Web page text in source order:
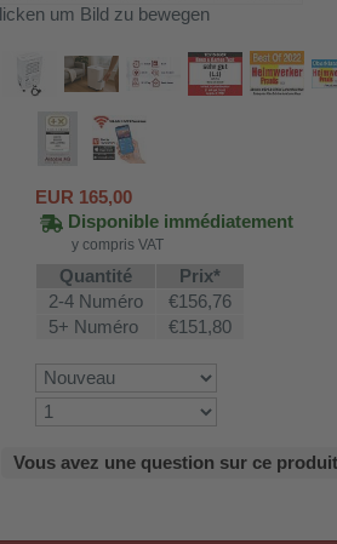
um Bild zu bewegen
EUR 165,00
Disponible immédiatement
y compris VAT
Quantité
Prix*
2-4 Numéro
€156,76
5+ Numéro
€151,80
Vous avez une question sur ce